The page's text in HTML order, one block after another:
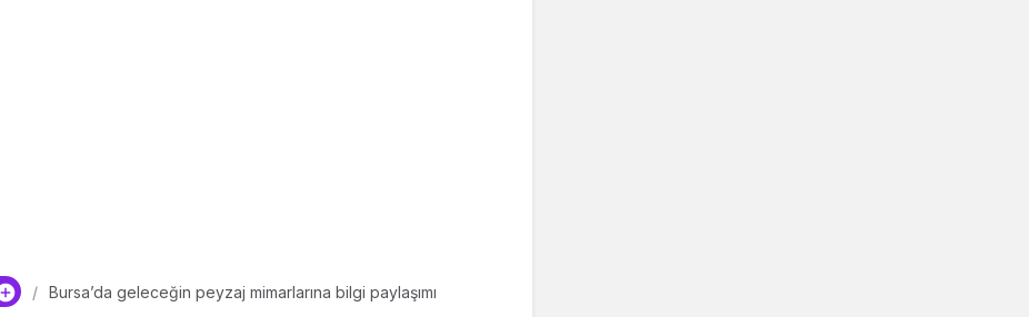
Bursa’da geleceğin peyzaj mimarlarına bilgi paylaşımı